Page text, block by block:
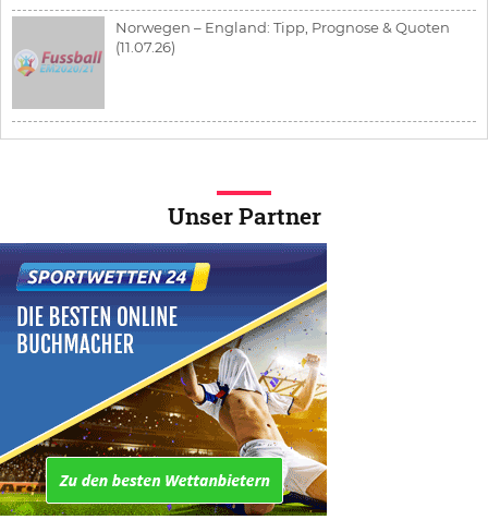
Norwegen – England: Tipp, Prognose & Quoten
(11.07.26)
Unser Partner